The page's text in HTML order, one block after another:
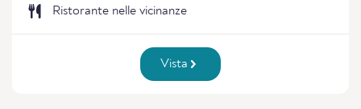
Ristorante nelle vicinanze
Vista